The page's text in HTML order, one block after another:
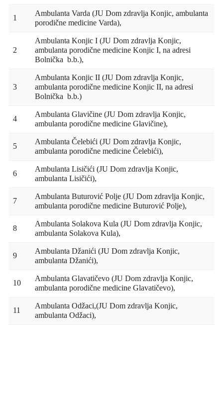
1
Ambulanta Varda (JU Dom zdravlja Konjic, ambulanta
porodične medicine Varda),
2
Ambulanta Konjic I (JU Dom zdravlja Konjic,
ambulanta porodične medicine Konjic I, na adresi
Bolnička b.b.),
3
Ambulanta Konjic II (JU Dom zdravlja Konjic,
ambulanta porodične medicine Konjic II, na adresi
Bolnička b.b.)
4
Ambulanta Glavičine (JU Dom zdravlja Konjic,
ambulanta porodične medicine Glavičine),
5
Ambulanta Čelebići (JU Dom zdravlja Konjic,
ambulanta porodične medicine Čelebići),
6
Ambulanta Lisičići (JU Dom zdravlja Konjic,
ambulanta Lisičići),
7
Ambulanta Buturović Polje (JU Dom zdravlja Konjic,
ambulanta porodične medicine Buturović Polje),
8
Ambulanta Solakova Kula (JU Dom zdravlja Konjic,
ambulanta Solakova Kula),
9
Ambulanta Džanići (JU Dom zdravlja Konjic,
ambulanta Džanići),
10
Ambulanta Glavatičevo (JU Dom zdravlja Konjic,
ambulanta porodične medicine Glavatičevo),
11
Ambulanta Odžaci,(JU Dom zdravlja Konjic,
ambulanta Odžaci),